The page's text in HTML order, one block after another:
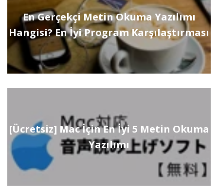
En Gerçekçi Metin Okuma Yazılımı
Hangisi? En İyi Program Karşılaştırması
[Ücretsiz] Mac İçin En İyi 5 Metin Okuma
Yazılımı